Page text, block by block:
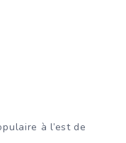
à l’est de